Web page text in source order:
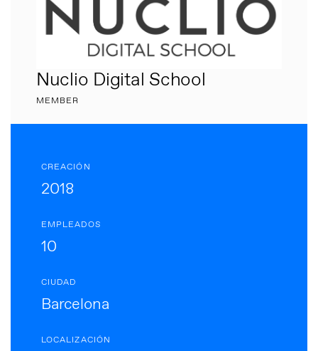
Nuclio Digital School
MEMBER
CREACIÓN
2018
EMPLEADOS
10
CIUDAD
Barcelona
LOCALIZACIÓN